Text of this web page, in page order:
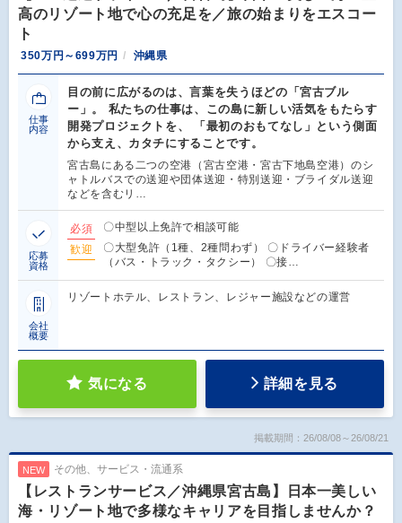
高のリゾート地で心の充足を／旅の始まりをエスコー
ト
350万円～699万円 沖縄県
仕事
内容
目の前に広がるのは、言葉を失うほどの「宮古ブル
ー」。 私たちの仕事は、この島に新しい活気をもたらす
開発プロジェクトを、 「最初のおもてなし」という側面
から支え、カタチにすることです。
宮古島にある二つの空港（宮古空港・宮古下地島空港）のシ
ャトルバスでの送迎や団体送迎・特別送迎・ブライダル送迎
などを含むリ…
応募
資格
必須
〇中型以上免許で相談可能
歓迎
〇大型免許（1種、2種問わず） 〇ドライバー経験者
（バス・トラック・タクシー） 〇接…
会社
概要
リゾートホテル、レストラン、レジャー施設などの運営
気になる 詳細を見る
掲載期間：26/08/08～26/08/21
NEW その他、サービス・流通系
【レストランサービス／沖縄県宮古島】日本一美しい
海・リゾート地で多様なキャリアを目指しませんか？